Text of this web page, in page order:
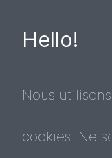
Hello!
Nous
cookies. Ne